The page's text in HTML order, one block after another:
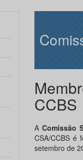
CCBS
A Comissão
CSA/CCBS é
setembro de